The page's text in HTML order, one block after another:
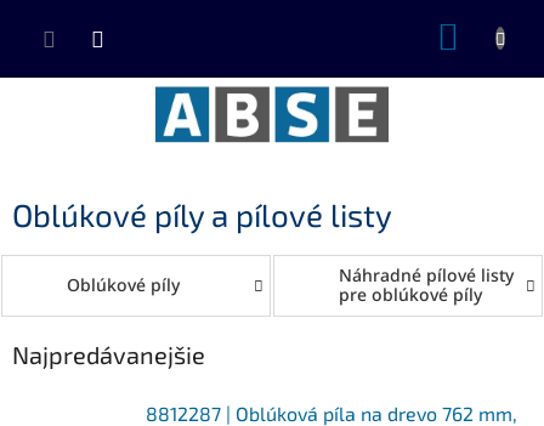
Oblúkové píly a pílové listy
Oblúkové píly
Náhradné pílové listy
pre oblúkové píly
Najpredávanejšie
8812287 | Oblúková píla na drevo 762 mm,